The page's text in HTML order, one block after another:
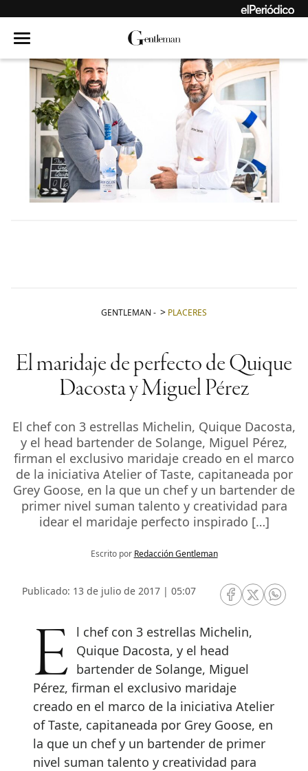
GENTLEMAN - PLACERES
El maridaje de perfecto de Quique
Dacosta y Miguel Pérez
El chef con 3 estrellas Michelin, Quique Dacosta,
y el head bartender de Solange, Miguel Pérez,
firman el exclusivo maridaje creado en el marco
de la iniciativa Atelier of Taste, capitaneada por
Grey Goose, en la que un chef y un bartender de
primer nivel suman talento y creatividad para
idear el maridaje perfecto inspirado […]
Escrito por Redacción Gentleman
Publicado: 13 de julio de 2017 | 05:07
RRSS Facebook
RRSSRRSS
El chef con 3 estrellas Michelin, Quique Dacosta, y el head
bartender de Solange, Miguel
Pérez, firman el exclusivo maridaje
creado en el marco de la iniciativa Atelier
of Taste, capitaneada por Grey Goose, en
la que un chef y un bartender de primer
nivel suman talento y creatividad para